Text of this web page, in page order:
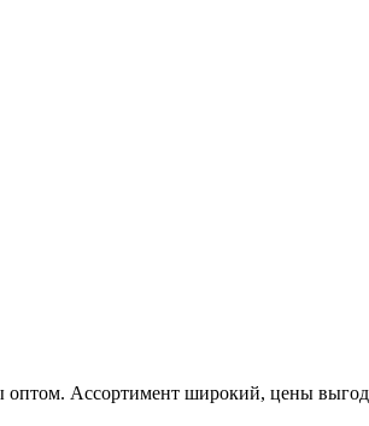
оптом. Ассортимент широкий, цены